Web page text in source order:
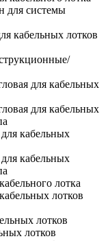
для системы
кабельных лотков
для кабельных
для кабельных
кабельных
кабельных
лотка
лотков
лотков
лотков